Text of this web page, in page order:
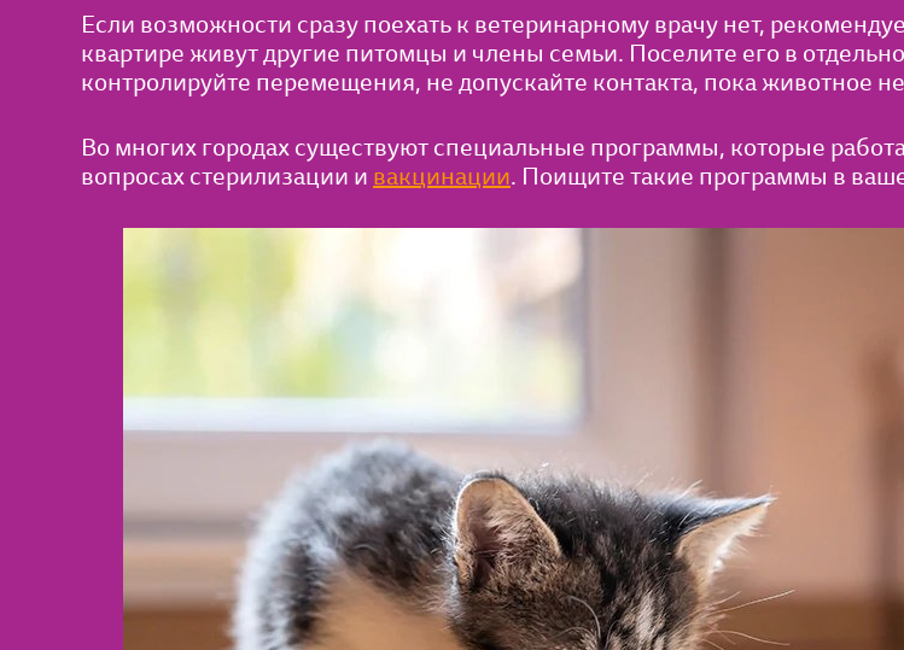
Если возможности сразу поехать к ветеринарному врачу нет,
квартире живут другие питомцы и члены семьи. Поселите его в
контролируйте перемещения, не допускайте контакта, пока животное
Во многих городах существуют специальные программы, которые
вопросах стерилизации ивакцинации. Поищите такие программы в